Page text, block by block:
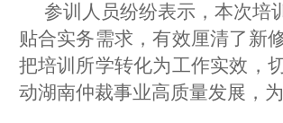
参训人员纷纷表示，本次培
贴合实务需求，有效厘清了新
把培训所学转化为工作实效，
动湖南仲裁事业高质量发展，